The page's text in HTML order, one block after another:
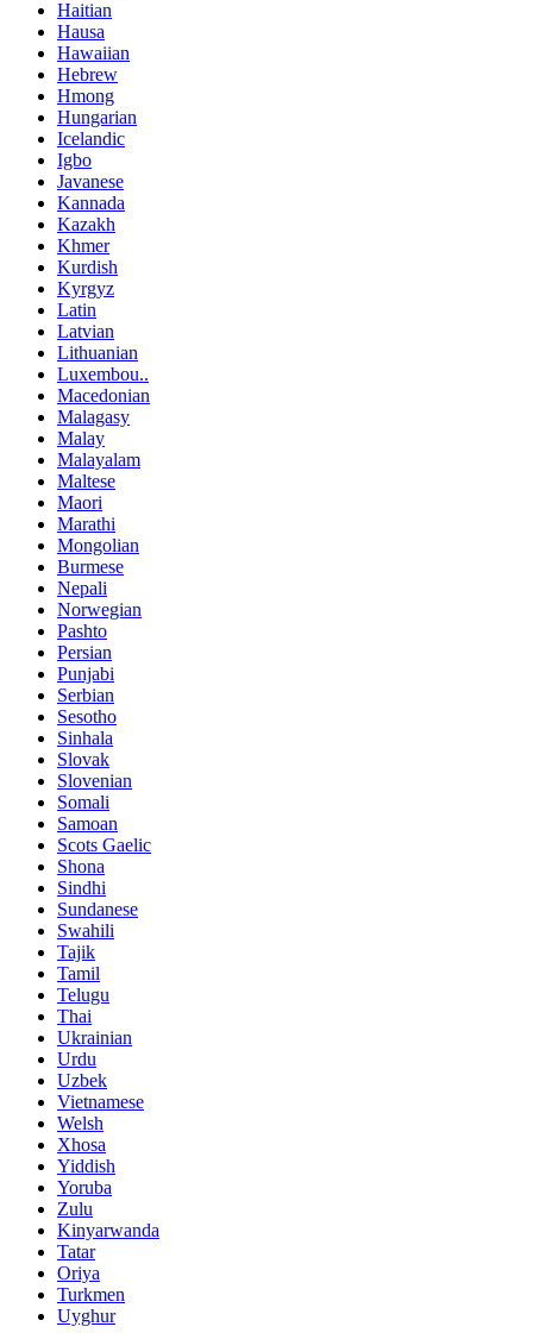
Haitian
Hausa
Hawaiian
Hebrew
Hmong
Hungarian
Icelandic
Igbo
Javanese
Kannada
Kazakh
Khmer
Kurdish
Kyrgyz
Latin
Latvian
Lithuanian
Luxembou..
Macedonian
Malagasy
Malay
Malayalam
Maltese
Maori
Marathi
Mongolian
Burmese
Nepali
Norwegian
Pashto
Persian
Punjabi
Serbian
Sesotho
Sinhala
Slovak
Slovenian
Somali
Samoan
Scots Gaelic
Shona
Sindhi
Sundanese
Swahili
Tajik
Tamil
Telugu
Thai
Ukrainian
Urdu
Uzbek
Vietnamese
Welsh
Xhosa
Yiddish
Yoruba
Zulu
Kinyarwanda
Tatar
Oriya
Turkmen
Uyghur